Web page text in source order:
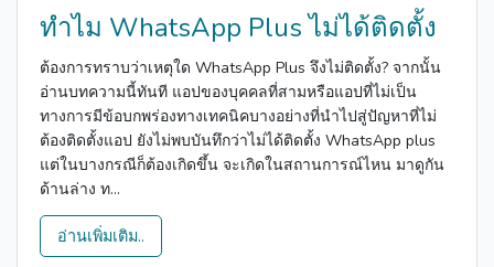
ทำไม WhatsApp Plus ไม่ได้ติดตั้ง
ต้องการทราบว่าเหตุใด WhatsApp Plus จึงไม่ติดตั้ง? จากนั้น
อ่านบทความนี้ทันที แอปของบุคคลที่สามหรือแอปที่ไม่เป็น
ทางการมีข้อบกพร่องทางเทคนิคบางอย่างที่นำไปสู่ปัญหาที่ไม่
ต้องติดตั้งแอป ยังไม่พบบันทึกว่าไม่ได้ติดตั้ง WhatsApp plus
แต่ในบางกรณีก็ต้องเกิดขึ้น จะเกิดในสถานการณ์ไหน มาดูกัน
ด้านล่าง ท...
อ่านเพิ่มเติม..